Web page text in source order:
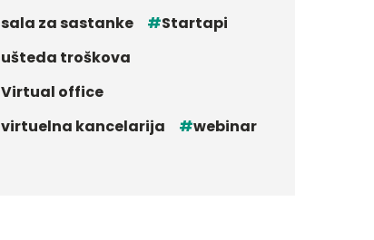
sala za sastanke
Startapi
ušteda troškova
Virtual office
virtuelna kancelarija
webinar